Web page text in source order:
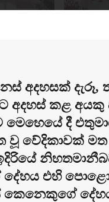
අදහසක් දැරූ,
අදහස් කළ අයකු
මෙහෙයේ දී
වේදිකාවක් මත
එහි
කෙනෙකුගේ